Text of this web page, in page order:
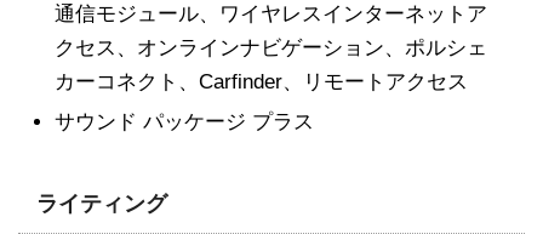
通信モジュール、ワイヤレスインターネットア
クセス、オンラインナビゲーション、ポルシェ
カーコネクト、Carfinder、リモートアクセス
サウンド パッケージ プラス
ライティング